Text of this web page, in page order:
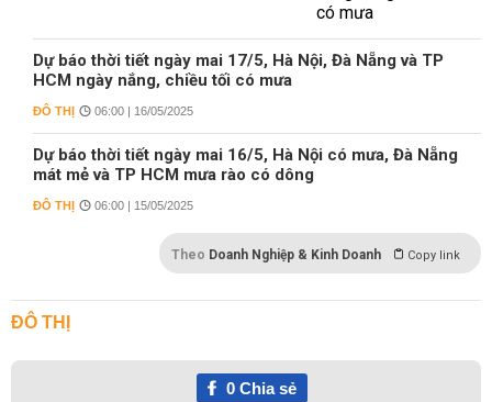
Dự báo thời tiết ngày mai 17/5, Hà Nội, Đà Nẵng và TP
HCM ngày nắng, chiều tối có mưa
ĐÔ THỊ 06:00 | 16/05/2025
Dự báo thời tiết ngày mai 16/5, Hà Nội có mưa, Đà Nẵng
mát mẻ và TP HCM mưa rào có dông
ĐÔ THỊ 06:00 | 15/05/2025
Theo Doanh Nghiệp & Kinh Doanh Copy link
ĐÔ THỊ
0Chia sẻ